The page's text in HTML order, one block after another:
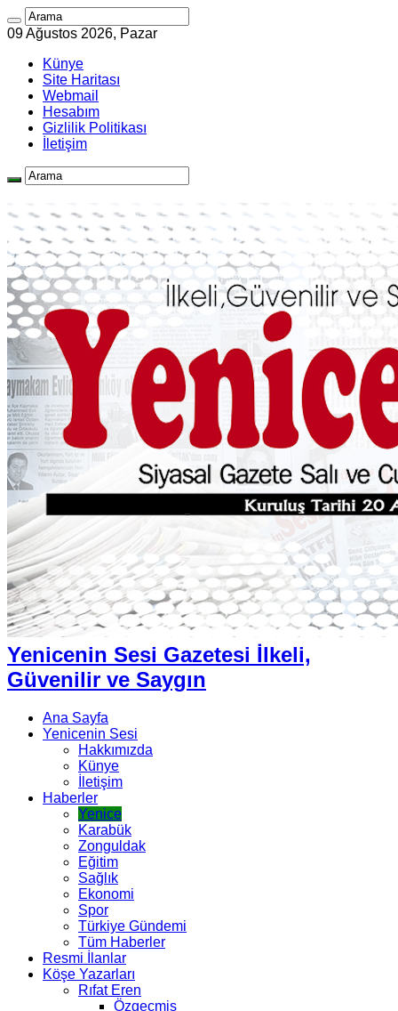
09 Ağustos 2026, Pazar
Künye
Site Haritası
Webmail
Hesabım
Gizlilik Politikası
İletişim
Yenicenin Sesi Gazetesi İlkeli,
Güvenilir ve Saygın
Ana Sayfa
Yenicenin Sesi
Hakkımızda
Künye
İletişim
Haberler
Yenice
Karabük
Zonguldak
Eğitim
Sağlık
Ekonomi
Spor
Türkiye Gündemi
Tüm Haberler
Resmi İlanlar
Köşe Yazarları
Rıfat Eren
Özgeçmiş